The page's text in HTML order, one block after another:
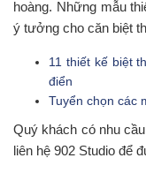
hoàng. Những mẫu
ý tưởng cho căn biệt
11 thiết kế biệt
điển
Tuyển chọn các
Quý khách có nhu
liên hệ 902 Studio để